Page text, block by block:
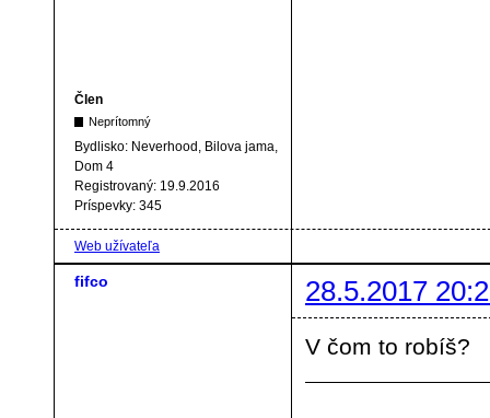
Člen
Neprítomný
Bydlisko: Neverhood, Bilova jama,
Dom 4
Registrovaný: 19.9.2016
Príspevky: 345
Web užívateľa
fifco 28.5.2017
V čom to robíš?